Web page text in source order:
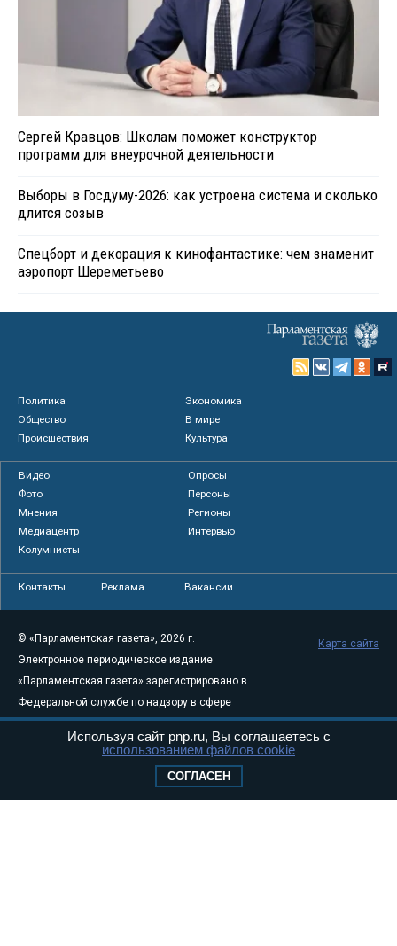
Сергей Кравцов: Школам поможет конструктор
программ для внеурочной деятельности
Выборы в Госдуму-2026: как устроена система и сколько
длится созыв
Спецборт и декорация к кинофантастике: чем знаменит
аэропорт Шереметьево
Политика
Экономика
Общество
В мире
Происшествия
Культура
Видео
Опросы
Фото
Персоны
Мнения
Регионы
Медиацентр
Интервью
Колумнисты
Контакты Реклама Вакансии
© «Парламентская газета», 2026 г.
Электронное периодическое издание
«Парламентская газета» зарегистрировано в
Федеральной службе по надзору в сфере
связи, информационных технологий и
массовых коммуникаций (Роскомнадзор) 05
Свидетельство о регистрации Эл № ФС77-
Карта сайта
Используя сайт pnp.ru, Вы соглашаетесь с
использованием файлов cookie
СОГЛАСЕН